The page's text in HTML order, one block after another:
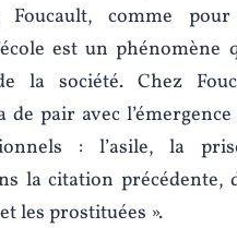
Foucault, comme
est un phénomène
la société. Chez
pair avec
: l’asile, la
la citation précédente,
les prostituées ».